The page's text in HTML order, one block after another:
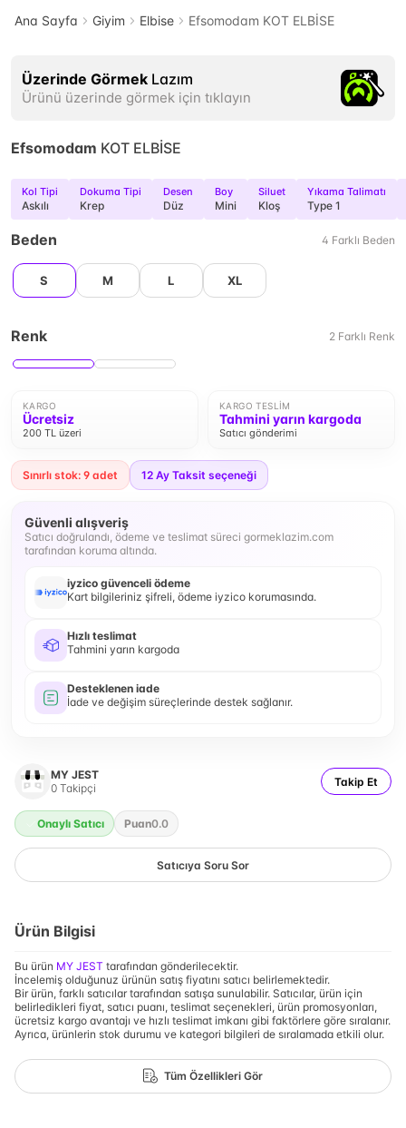
Ana Sayfa Giyim Elbise Efsomodam KOT ELBİSE
Üzerinde Görmek Lazım
Ürünü üzerinde görmek için tıklayın
Efsomodam KOT ELBİSE
Kol Tipi
Askılı
Dokuma Tipi
Krep
Desen
Düz
Boy
Mini
Siluet
Kloş
Yıkama Talimatı
Type 1
Beden 4 Farklı Beden
S M L XL
Renk 2 Farklı Renk
KARGO
Ücretsiz
200 TL üzeri
KARGO TESLIM
Tahmini yarın kargoda
Satıcı gönderimi
Sınırlı stok: 9 adet 12 Ay Taksit seçeneği
Güvenli alışveriş
Satıcı doğrulandı, ödeme ve teslimat süreci gormeklazim.com
tarafından koruma altında.
iyzico güvenceli ödeme
Kart bilgileriniz şifreli, ödeme iyzico korumasında.
Hızlı teslimat
Tahmini yarın kargoda
Desteklenen iade
İade ve değişim süreçlerinde destek sağlanır.
MY JEST
0 Takipçi Takip Et
Onaylı Satıcı Puan0.0
Satıcıya Soru Sor
Ürün Bilgisi
Bu ürün MY JEST tarafından gönderilecektir.
İncelemiş olduğunuz ürünün satış fiyatını satıcı belirlemektedir.
Bir ürün, farklı satıcılar tarafından satışa sunulabilir. Satıcılar, ürün için
belirledikleri fiyat, satıcı puanı, teslimat seçenekleri, ürün promosyonları,
ücretsiz kargo avantajı ve hızlı teslimat imkanı gibi faktörlere göre sıralanır.
Ayrıca, ürünlerin stok durumu ve kategori bilgileri de sıralamada etkili olur.
Tüm Özellikleri Gör